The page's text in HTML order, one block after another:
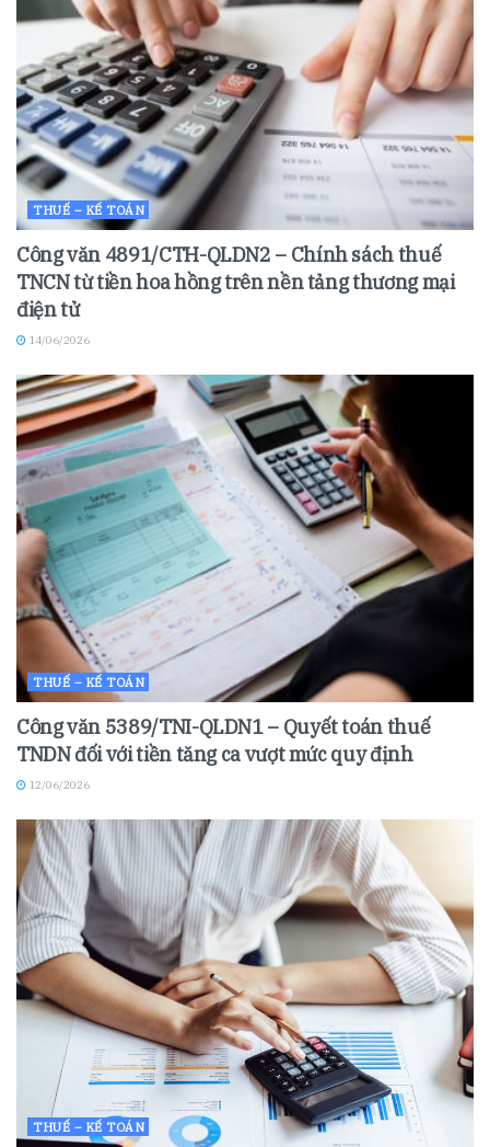
THUẾ – KẾ TOÁN
Công văn 4891/CTH-QLDN2 – Chính sách thuế
TNCN từ tiền hoa hồng trên nền tảng thương mại
điện tử
14/06/2026
THUẾ – KẾ TOÁN
Công văn 5389/TNI-QLDN1 – Quyết toán thuế
TNDN đối với tiền tăng ca vượt mức quy định
12/06/2026
THUẾ – KẾ TOÁN